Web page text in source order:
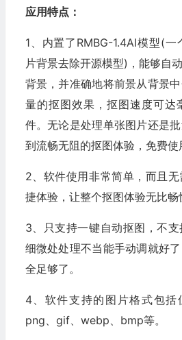
应用特点：
1、内置了RMBG-1.4AI模型(一
片背景去除开源模型)，能够自
背景，并准确地将前景从背景
量的抠图效果，抠图速度可达
件。无论是处理单张图片还是
到流畅无阻的抠图体验，免费使
2、软件使用非常简单，而且
捷体验，让整个抠图体验无比畅
3、只支持一键自动抠图，不
细微处处理不当能手动调就好
全足够了。
4、软件支持的图片格式包括
png、gif、webp、bmp等。